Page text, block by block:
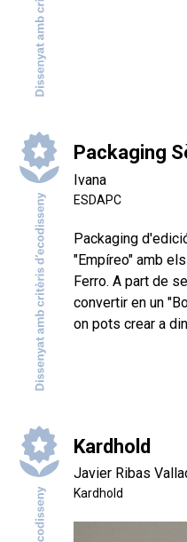
Packaging
Ivana
ESDAPC
Packaging
"Empíreo" amb
Ferro. A part de
convertir en un
on pots crear a
Kardhold
Javier Ribas
Kardhold